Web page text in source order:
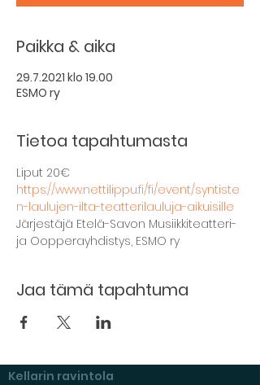
Paikka & aika
29.7.2021 klo 19.00
ESMO ry
Tietoa tapahtumasta
Liput 20€
https://www.nettilippu.fi/fi/event/syntiste
n-laulujen-ilta-teatterilauluja-aikuisille
Järjestäjä Etelä-Savon Musiikkiteatteri-
ja Oopperayhdistys, ESMO ry
Jaa tämä tapahtuma
Kellarin ravintola